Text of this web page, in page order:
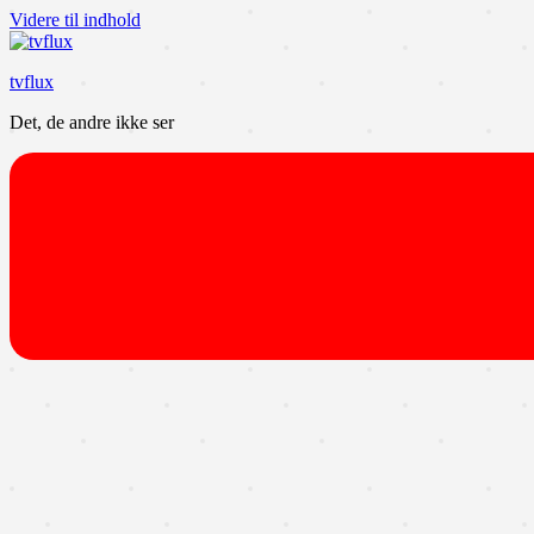
Videre til indhold
tvflux
Det, de andre ikke ser